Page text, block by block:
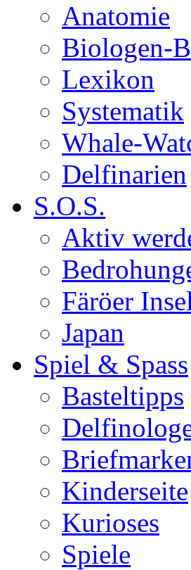
Anatomie
Biologen-
Lexikon
Systematik
Whale-
Delfinarien
S.O.S.
Aktiv
Färöer
Japan
Spiel & Spass
Basteltipps
Kinderseite
Kurioses
Spiele